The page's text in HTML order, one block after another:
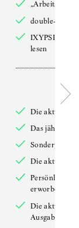
double-
lesen
Die aktuelle
Das jährliche
Die aktuelle
Persönliches
erworbenen
Die aktuelle
Ausgabe